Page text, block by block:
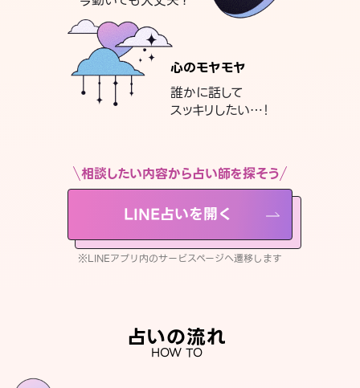
心のモヤモヤ
誰かに話して
スッキリしたい…！
相談したい内容から占い師を探そう
LINE占いを開く
※LINEアプリ内のサービスページへ遷移します
占いの流れ
HOW TO